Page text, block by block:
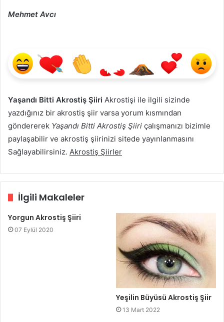
Mehmet Avcı
Yaşandı Bitti Akrostiş Şiiri Akrostişi ile ilgili sizinde
yazdığınız bir akrostiş şiir varsa yorum kısmından
göndererek Yaşandı Bitti Akrostiş Şiiri çalışmanızı bizimle
paylaşabilir ve akrostiş şiirinizi sitede yayınlanmasını
Sağlayabilirsiniz. Akrostiş Şiirler
İlgili Makaleler
Yorgun Akrostiş Şiiri
07 Eylül 2020
Yeşilin Büyüsü Akrostiş Şiir
13 Mart 2022